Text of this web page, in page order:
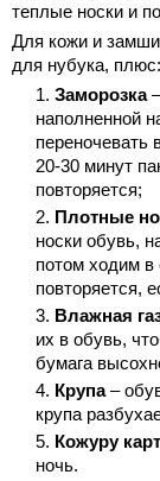
теплые носки и
Для кожи и
для нубука, плюс:
Заморозка–
наполненной
переночевать
20-30 минут
повторяется;
Плотные
носки обувь,
потом ходим в
повторяется,
Влажная
их в обувь,
бумага
Крупа–
крупа
Кожуру
ночь.